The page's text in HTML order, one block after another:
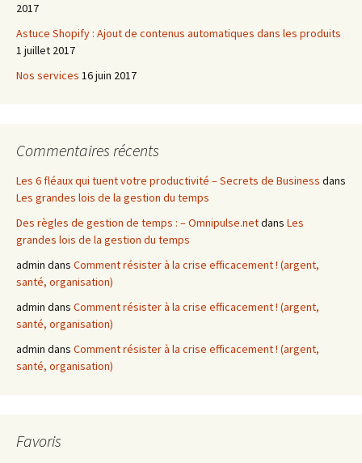
2017
Astuce Shopify : Ajout de contenus automatiques dans les produits
1 juillet 2017
Nos services 16 juin 2017
Commentaires récents
Les 6 fléaux qui tuent votre productivité – Secrets de Business dans
Les grandes lois de la gestion du temps
Des règles de gestion de temps : – Omnipulse.netdans Les
grandes lois de la gestion du temps
admin dans Comment résister à la crise efficacement ! (argent,
santé, organisation)
admin dans Comment résister à la crise efficacement ! (argent,
santé, organisation)
admin dans Comment résister à la crise efficacement ! (argent,
santé, organisation)
Favoris